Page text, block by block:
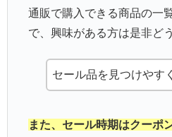
通販で購入できる商品の一
で、興味がある方は是非ど
セール品を見つけやす
また、セール時期はクーポ